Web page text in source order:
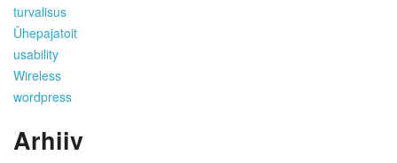
turvalisus
Ühepajatoit
usability
Wireless
wordpress
Arhiiv